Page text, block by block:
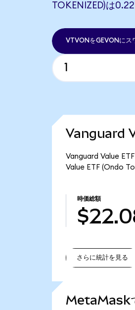
TOKENIZED)は
VTVONをGEVONにス
Vanguard
Vanguard Value
Value ETF (Ondo
時価総額
さらに統計を見る
MetaMask